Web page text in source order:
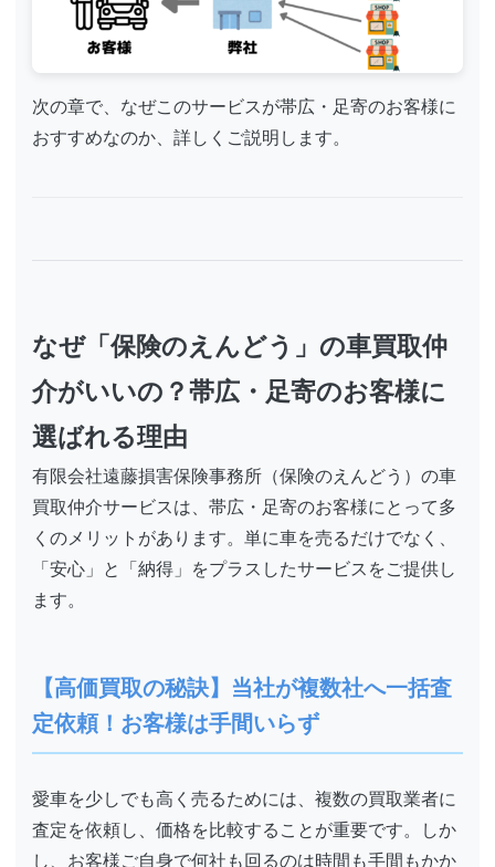
次の章で、なぜこのサービスが帯広・足寄のお客様に
おすすめなのか、詳しくご説明します。
なぜ「保険のえんどう」の車買取仲
介がいいの？帯広・足寄のお客様に
選ばれる理由
有限会社遠藤損害保険事務所（保険のえんどう）の車
買取仲介サービスは、帯広・足寄のお客様にとって多
くのメリットがあります。単に車を売るだけでなく、
「安心」と「納得」をプラスしたサービスをご提供し
ます。
【高価買取の秘訣】当社が複数社へ一括査
定依頼！お客様は手間いらず
愛車を少しでも高く売るためには、複数の買取業者に
査定を依頼し、価格を比較することが重要です。しか
し、お客様ご自身で何社も回るのは時間も手間もかか